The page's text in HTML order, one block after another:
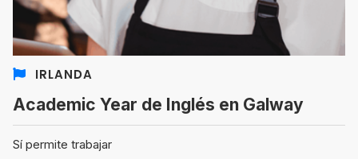
IRLANDA
Academic Year de Inglés en Galway
Sí permite trabajar